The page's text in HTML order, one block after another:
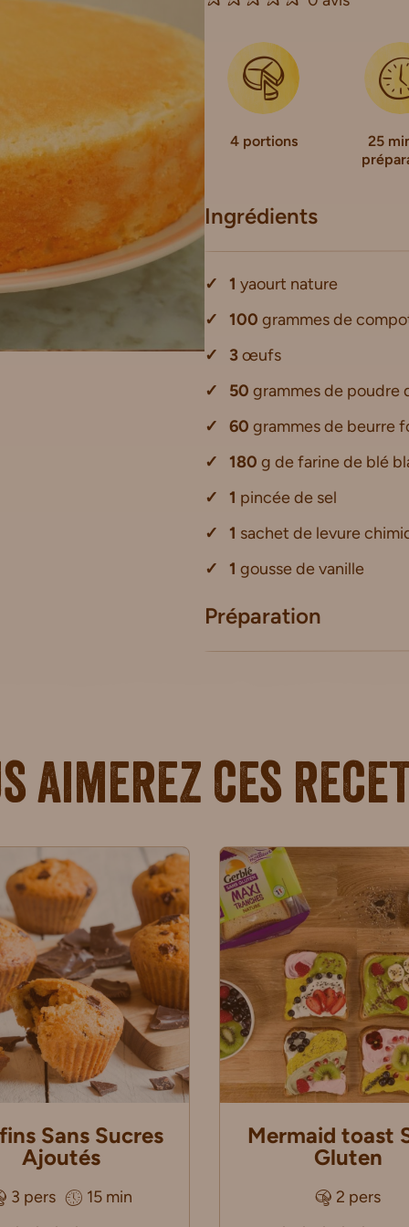
4 portions
25
Ingrédients
1 yaourt nature
100 grammes de
3œufs
50 grammes de poudre
60 grammes de beurre
180 g de farine de blé
1 pincée de sel
1 sachet de levure
1 gousse de vanille
Préparation
aimerez ces
Sans Sucres
Ajoutés
3 pers
15 min
Mermaid toast
Gluten
2 pers